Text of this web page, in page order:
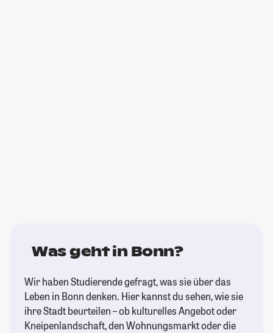
Was geht in Bonn?
Wir haben Studierende gefragt, was sie über das
Leben in Bonn denken. Hier kannst du sehen, wie sie
ihre Stadt beurteilen – ob kulturelles Angebot oder
Kneipenlandschaft, den Wohnungsmarkt oder die